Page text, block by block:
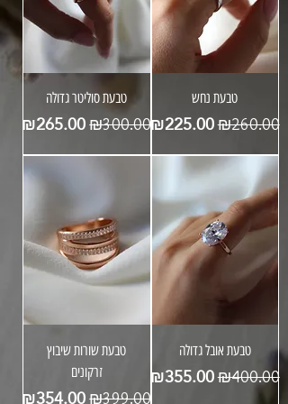
טבעת נחש
מחיר רגיל
₪260.00מחיר מבצע
₪225.00
טבעת סוליטר גדולה
מחיר רגיל
₪300.00מחיר מבצע
₪265.00
טבעת אובל גדולה
מחיר רגיל
₪400.00מחיר מבצע
₪355.00
טבעת שורות שיבוץ
זרקונים
מחיר רגיל
₪399.00מחיר מבצע
₪354.00